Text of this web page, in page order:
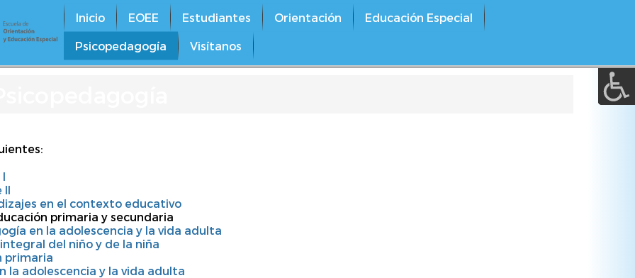
Inicio EOEE Estudiantes Orientación Educación Especial
Psicopedagogía Visítanos
A a (+/-) :
II
en el contexto educativo
primaria y secundaria
en la adolescencia y la vida adulta
del niño y de la niña
primaria
la adolescencia y la vida adulta